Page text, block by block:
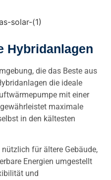
Hybridanlagen
die das Beste aus
die ideale
mit einer
maximale
in den kältesten
für ältere Gebäude,
Energien umgestellt
und